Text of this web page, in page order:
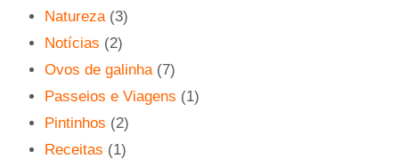
Natureza(3)
Notícias (2)
Ovos de galinha(7)
Passeios e Viagens (1)
Pintinhos (2)
Receitas (1)